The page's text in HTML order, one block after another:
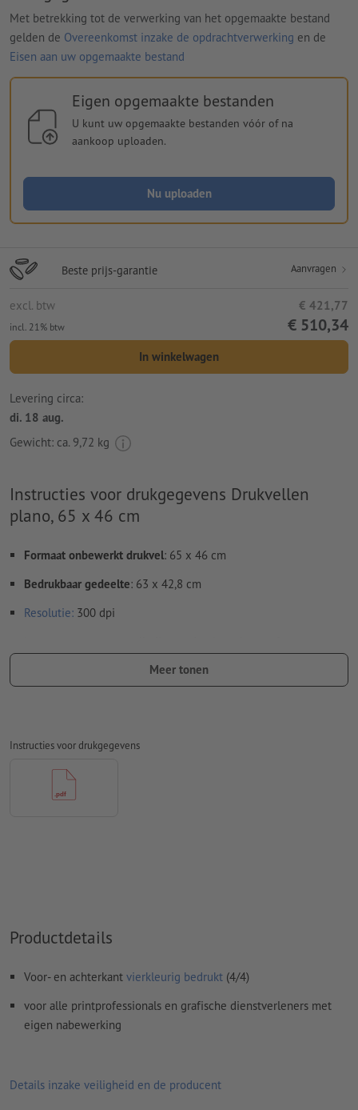
Met betrekking tot de verwerking van het opgemaakte bestand
gelden de Overeenkomst inzake de opdrachtverwerking en de
Eisen aan uw opgemaakte bestand
Eigen opgemaakte bestanden
U kunt uw opgemaakte bestanden vóór of na
aankoop uploaden.
Nu uploaden
Beste prijs-garantie Aanvragen
excl. btw € 421,77
incl. 21% btw € 510,34
In winkelwagen
Levering circa:
di. 18 aug.
Gewicht: ca. 9,72 kg
Instructies voor drukgegevens Drukvellen
plano, 65 x 46 cm
Formaat onbewerkt drukvel: 65 x 46 cm
Bedrukbaar gedeelte: 63 x 42,8 cm
Resolutie: 300 dpi
Kleurmodus:CMYK, FOGRA51 (PSO Coated v3) voor gestreken
Spel- en zetfouten
Overdrukinstellingen
Meer tonen
Instructies voor drukgegevens
Productdetails
Voor- en achterkant vierkleurig bedrukt (4/4)
voor alle printprofessionals en grafische dienstverleners met
eigen nabewerking
Details inzake veiligheid en de producent